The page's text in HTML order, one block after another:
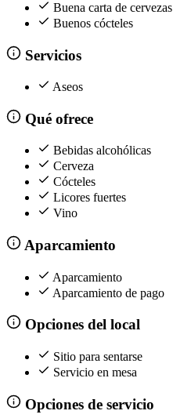
Buena carta de cervezas
Buenos cócteles
Servicios
Aseos
Qué ofrece
Bebidas alcohólicas
Cerveza
Cócteles
Licores fuertes
Vino
Aparcamiento
Aparcamiento
Aparcamiento de pago
Opciones del local
Sitio para sentarse
Servicio en mesa
Opciones de servicio